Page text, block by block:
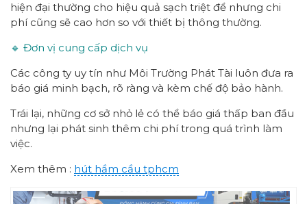
hiện đại thường cho hiệu quả sạch triệt để nhưng chi
phí cũng sẽ cao hơn so với thiết bị thông thường.
🔹 Đơn vị cung cấp dịch vụ
Các công ty uy tín như Môi Trường Phát Tài luôn đưa ra
báo giá minh bạch, rõ ràng và kèm chế độ bảo hành.
Trái lại, những cơ sở nhỏ lẻ có thể báo giá thấp ban đầu
nhưng lại phát sinh thêm chi phí trong quá trình làm
việc.
Xem thêm : hút hầm cầu tphcm